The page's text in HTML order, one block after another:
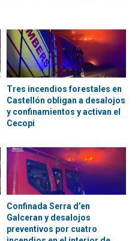
Tres incendios forestales en
Castellón obligan a desalojos
y confinamientos y activan el
Cecopi
Confinada Serra d’en
Galceran y desalojos
preventivos por cuatro